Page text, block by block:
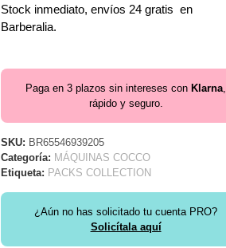
Stock inmediato, envíos 24 gratis en
Barberalia.
Paga en 3 plazos sin intereses con Klarna,
rápido y seguro.
SKU: BR65546939205
Categoría: MÁQUINAS COCCO
Etiqueta: PACKS COLLECTION
¿Aún no has solicitado tu cuenta PRO?
Solicítala aquí